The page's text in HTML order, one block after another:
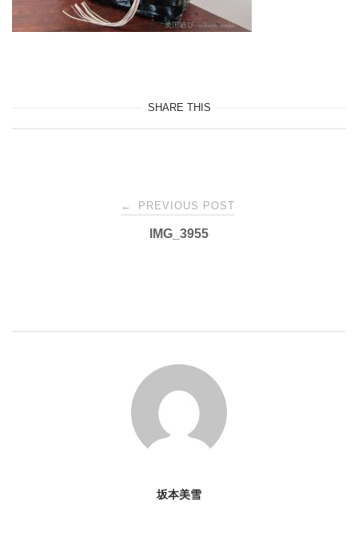
SHARE THIS
← PREVIOUS POST
IMG_3955
坂本美雪